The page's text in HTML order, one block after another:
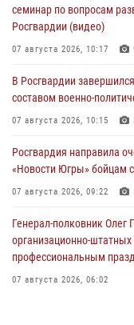
семинар по вопросам
Росгвардии (видео)
07 августа 2026, 10:17
В Росгвардии
составом военно-
07 августа 2026, 10:15
Росгвардия направила
«Новости Югры» бойцам
07 августа 2026, 09:22
Генерал-полковник Олег
организационно-
профессиональным
07 августа 2026, 06:02